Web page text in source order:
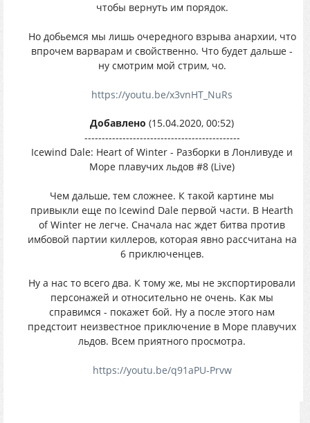
чтобы вернуть им порядок.
Но добьемся мы лишь очередного взрыва анархии, что
впрочем варварам и свойственно. Что будет дальше -
ну смотрим мой стрим, чо.
https://youtu.be/x3vnHT_NuRs
Добавлено (15.04.2020, 00:52)
---------------------------------------------
Icewind Dale: Heart of Winter - Разборки в Лонливуде и
Море плавучих льдов #8 (Live)
Чем дальше, тем сложнее. К такой картине мы
привыкли еще по Icewind Dale первой части. В Hearth
of Winter не легче. Сначала нас ждет битва против
имбовой партии киллеров, которая явно рассчитана на
6 приключенцев.
Ну а нас то всего два. К тому же, мы не экспортировали
персонажей и относительно не очень. Как мы
справимся - покажет бой. Ну а после этого нам
предстоит неизвестное приключение в Море плавучих
льдов. Всем приятного просмотра.
https://youtu.be/q91aPU-Prvw